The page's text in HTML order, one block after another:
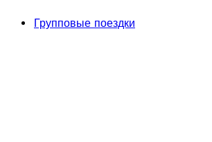
Групповые поездки